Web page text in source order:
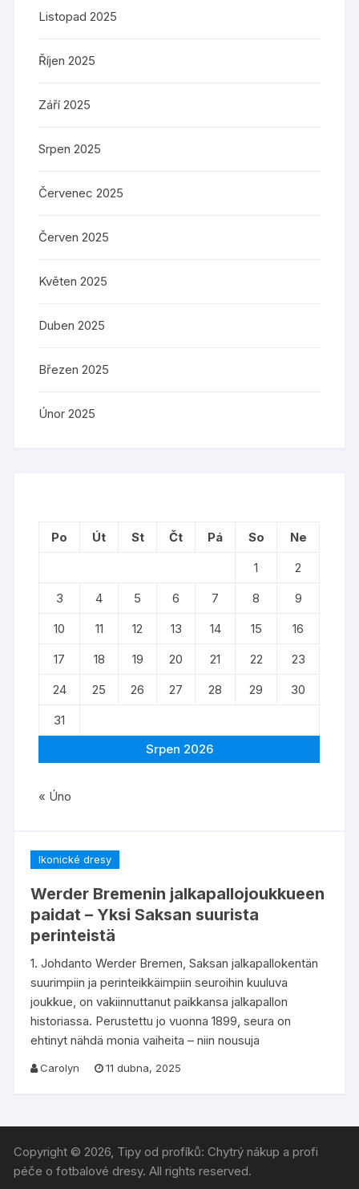
Ikonické dresy
Werder Bremenin jalkapallojoukkueen
paidat – Yksi Saksan suurista
perinteistä
1. Johdanto Werder Bremen, Saksan jalkapallokentän
suurimpiin ja perinteikkäimpiin seuroihin kuuluva
joukkue, on vakiinnuttanut paikkansa jalkapallon
historiassa. Perustettu jo vuonna 1899, seura on
ehtinyt nähdä monia vaiheita – niin nousuja
Carolyn 11 dubna, 2025
Listopad 2025
Říjen 2025
Září 2025
Srpen 2025
Červenec 2025
Červen 2025
Květen 2025
Duben 2025
Březen 2025
Únor 2025
Srpen 2026
Po Út St Čt Pá So
Ne
1
2
3
4 5 6 7 8
9
10
11 12 13 14 15
16
17
18 19 20 21 22
23
24
25 26 27 28 29
30
31
« Úno
Copyright © 2026, Tipy od profíků: Chytrý nákup a profi
péče o fotbalové dresy. All rights reserved.